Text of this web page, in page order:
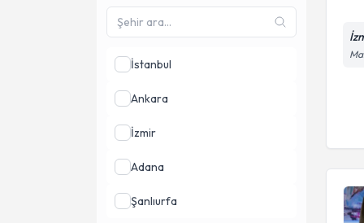
İstanbul
Ankara
İzmir
Adana
Şanlıurfa